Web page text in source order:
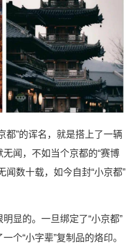
都”的诨名，就是搭上了一辆
闻，不如当个京都的“赛博
闻数十载，如今自封“小京都”
显的。一旦绑定了“小京都”
个“小字辈”复制品的烙印。